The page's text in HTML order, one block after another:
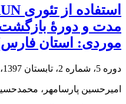
مدت و دورۀ
موردی: استان
دوره 5، شماره 2، تابستان 1397، صفحه
امیرحسین پارسامهر،